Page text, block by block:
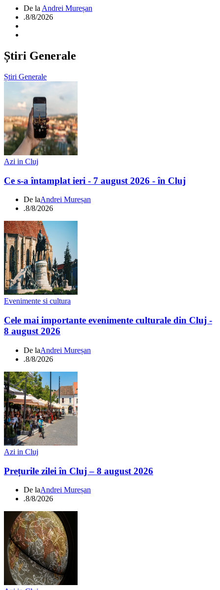
De la Andrei Mureșan
.8/8/2026
Știri Generale
Știri Generale
Azi in Cluj
Ce s-a întamplat ieri - 7 august 2026 - în Cluj
De laAndrei Mureșan
.8/8/2026
Evenimente si cultura
Cele mai importante evenimente culturale din Cluj -
8 august 2026
De laAndrei Mureșan
.8/8/2026
Azi in Cluj
Prețurile zilei în Cluj – 8 august 2026
De laAndrei Mureșan
.8/8/2026